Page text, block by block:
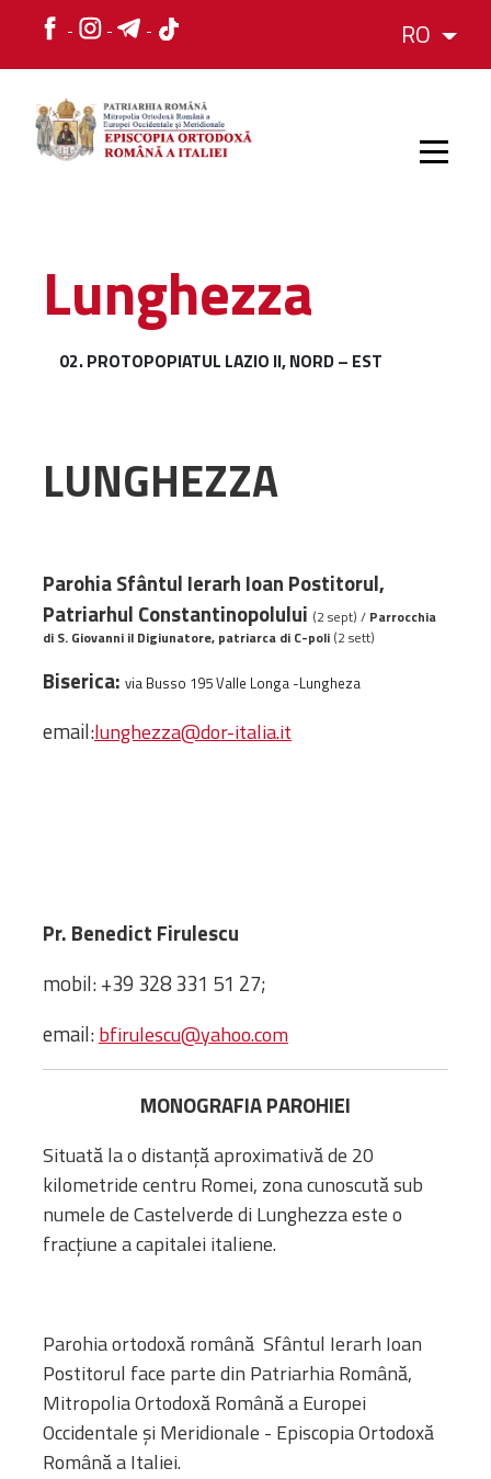
RO
ISTORIC
ORGANIZAREA
Structura
Mănăstiri,
biserici și
monumente
Centre și
Asociații
Cimitire
Statutele și legile
Bibliotecă
Resurse multimedia
Opinii ortodoxe
diecezei
CSDE
Cuvântul Episcopului
Lectura Lunii
Prezentarea
Parohiilor
CONTACT
Lunghezza
02. PROTOPOPIATUL LAZIO II, NORD – EST
LUNGHEZZA
Parohia Sfântul Ierarh Ioan Postitorul,
Patriarhul Constantinopolului (2 sept) / Parrocchia
di S. Giovanni il Digiunatore, patriarca di C-poli (2 sett)
Biserica: via Busso 195 Valle Longa -Lungheza
email:lunghezza@dor-italia.it
Pr. Benedict Firulescu
mobil: +39 328 331 51 27;
email:bfirulescu@yahoo.com
MONOGRAFIA PAROHIEI
Situată la o distanță aproximativă de 20
kilometride centru Romei, zona cunoscută sub
numele de Castelverde di Lunghezza este o
fracțiune a capitalei italiene.
Parohia ortodoxă română Sfântul Ierarh Ioan
Postitorul face parte din Patriarhia Română,
Mitropolia Ortodoxă Română a Europei
Occidentale și Meridionale - Episcopia Ortodoxă
Română a Italiei.